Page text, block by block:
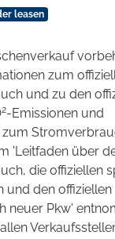
leasen
zum
und zu den
2-Emissionen und
'Leitfaden über
die offiziellen
und den offiziellen
neuer Pkw'